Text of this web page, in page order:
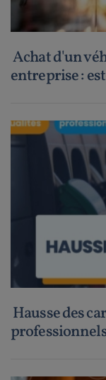
Achat d'un
entreprise :
Hausse des